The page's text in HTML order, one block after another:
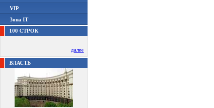
VIP
Зона IT
100 СТРОК
далее
ВЛАСТЬ